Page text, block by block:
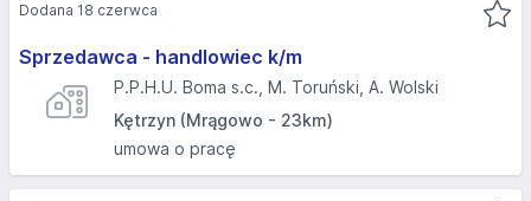
Sprzedawca - handlowiec k/m
P.P.H.U. Boma s.c., M. Toruński, A. Wolski
Kętrzyn (Mrągowo - 23km)
umowa o pracę
Dodana 18 czerwca